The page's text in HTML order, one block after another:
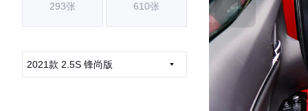
293张 610张
2021款 2.5S 锋尚版